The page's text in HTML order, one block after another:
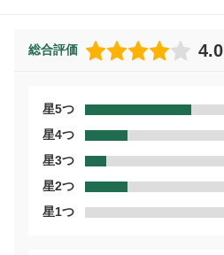
総合評価 4.0
星5つ
星4つ
星3つ
星2つ
星1つ